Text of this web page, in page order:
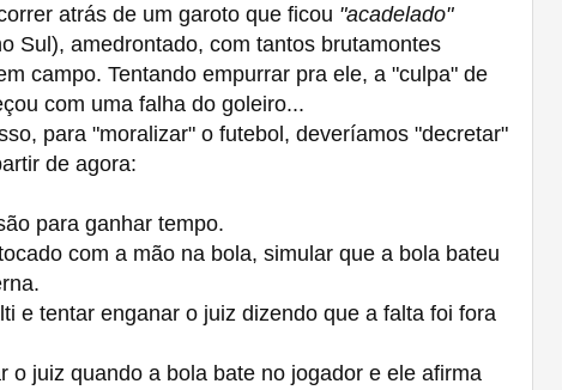
atrás de um garoto que ficou "acadelado"
Sul), amedrontado, com tantos brutamontes
campo. Tentando empurrar pra ele, a "culpa" de
com uma falha do goleiro...
para "moralizar" o futebol, deveríamos "decretar"
de agora:
para ganhar tempo.
com a mão na bola, simular que a bola bateu
e tentar enganar o juiz dizendo que a falta foi fora
juiz quando a bola bate no jogador e ele afirma